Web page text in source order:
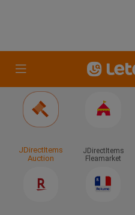
JDirectItems
Auction
JDirectItems
Fleamarket